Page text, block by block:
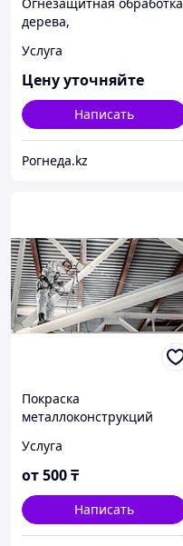
дерева,
Услуга
Цену уточняйте
Написать
Рогнеда.kz
Покраска
металлоконструкций
Услуга
от500₸
Написать